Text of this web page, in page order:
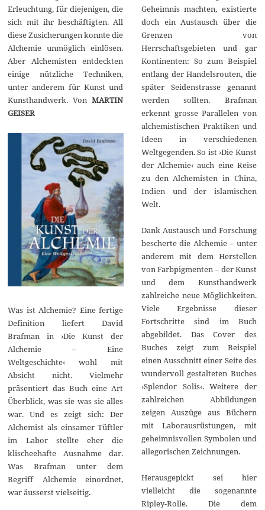
2
4
Erleuchtung, für diejenigen, die
sich mit ihr beschäftigten. All
diese Zusicherungen konnte die
Alchemie unmöglich einlösen.
Aber Alchemisten entdeckten
einige nützliche Techniken,
unter anderem für Kunst und
Kunsthandwerk. VonMARTIN
GEISER
Was ist Alchemie? Eine fertige
Definition liefert David
Brafman in ›Die Kunst der
Alchemie – Eine
Weltgeschichte‹ wohl mit
Absicht nicht. Vielmehr
präsentiert das Buch eine Art
Überblick, was sie was sie alles
war. Und es zeigt sich: Der
Alchemist als einsamer Tüftler
im Labor stellte eher die
klischeehafte Ausnahme dar.
Was Brafman unter dem
Begriff Alchemie einordnet,
war äusserst vielseitig.
Geheimnis machten, existierte
doch ein Austausch über die
Grenzen von
Herrschaftsgebieten und gar
Kontinenten: So zum Beispiel
entlang der Handelsrouten, die
später Seidenstrasse genannt
werden sollten. Brafman
erkennt grosse Parallelen von
alchemistischen Praktiken und
Ideen in verschiedenen
Weltgegenden. So ist ›Die Kunst
der Alchemie‹ auch eine Reise
zu den Alchemisten in China,
Indien und der islamischen
Welt.
Dank Austausch und Forschung
bescherte die Alchemie – unter
anderem mit dem Herstellen
von Farbpigmenten – der Kunst
und dem Kunsthandwerk
zahlreiche neue Möglichkeiten.
Viele Ergebnisse dieser
Fortschritte sind im Buch
abgebildet. Das Cover des
Buches zeigt zum Beispiel
einen Ausschnitt einer Seite des
wundervoll gestalteten Buches
›Splendor Solis‹. Weitere der
zahlreichen Abbildungen
zeigen Auszüge aus Büchern
mit Laborausrüstungen, mit
geheimnisvollen Symbolen und
allegorischen Zeichnungen.
Herausgepickt sei hier
vielleicht die sogenannte
Ripley-Rolle. Die dem